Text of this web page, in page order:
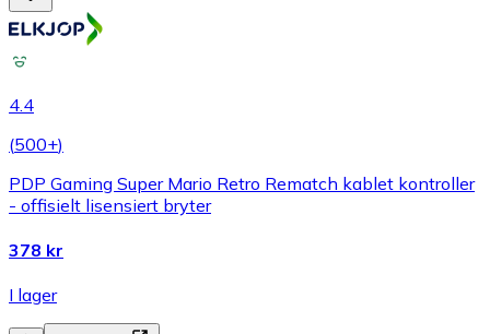
4.4
(500+)
PDP Gaming Super Mario Retro Rematch kablet kontroller
- offisielt lisensiert bryter
378 kr
I lager